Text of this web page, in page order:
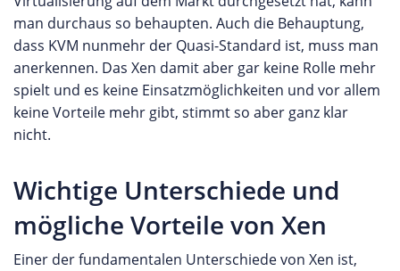
man durchaus so behaupten. Auch die Behauptung,
dass KVM nunmehr der Quasi-Standard ist, muss man
anerkennen. Das Xen damit aber gar keine Rolle mehr
spielt und es keine Einsatzmöglichkeiten und vor allem
keine Vorteile mehr gibt, stimmt so aber ganz klar
nicht.
Wichtige Unterschiede und
mögliche Vorteile von Xen
Einer der fundamentalen Unterschiede von Xen ist,